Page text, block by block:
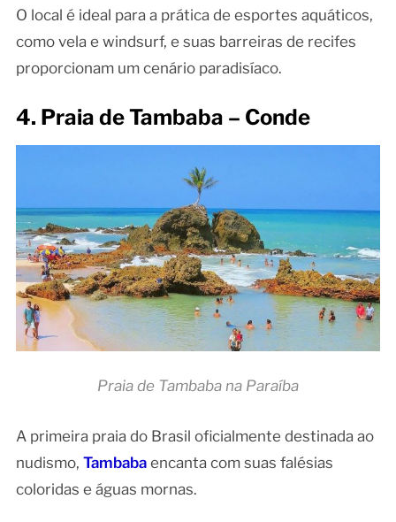
O local é ideal para a prática de esportes aquáticos,
como vela e windsurf, e suas barreiras de recifes
proporcionam um cenário paradisíaco.
4. Praia de Tambaba – Conde
Praia de Tambaba na Paraíba
A primeira praia do Brasil oficialmente destinada ao
nudismo, Tambabaencanta com suas falésias
coloridas e águas mornas.